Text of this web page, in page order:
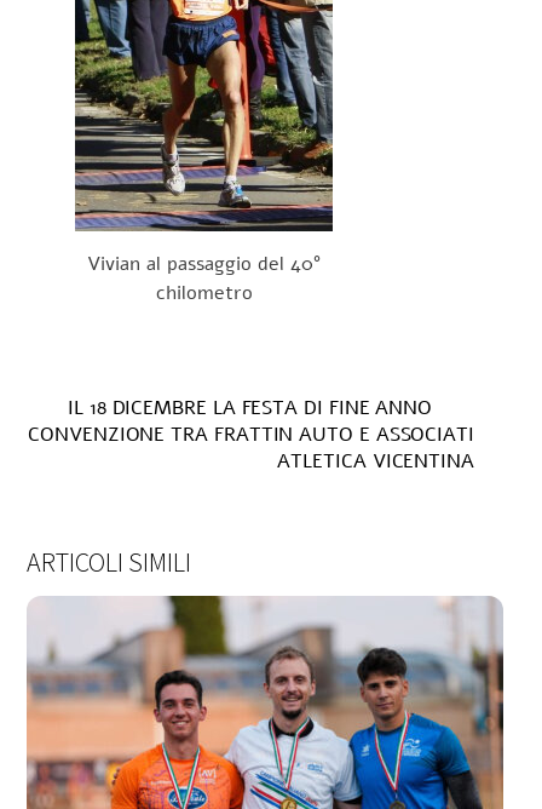
Vivian al passaggio del 40°
chilometro
IL 18 DICEMBRE LA FESTA DI FINE ANNO
CONVENZIONE TRA FRATTIN AUTO E ASSOCIATI
ATLETICA VICENTINA
ARTICOLI SIMILI